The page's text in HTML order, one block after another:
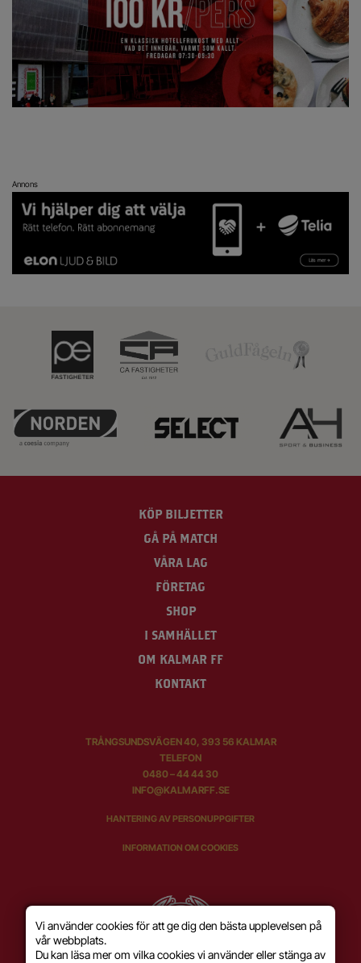
Annons
KÖP BILJETTER
GÅ PÅ MATCH
VÅRA LAG
FÖRETAG
SHOP
I SAMHÄLLET
OM KALMAR FF
KONTAKT
TRÅNGSUNDSVÄGEN 40, 393 56 KALMAR
TELEFON
0480 – 44 44 30
INFO@KALMARFF.SE
HANTERING AV PERSONUPPGIFTER
INFORMATION OM COOKIES
Vi använder cookies för att ge dig den bästa upplevelsen på
vår webbplats.
Du kan läsa mer om vilka cookies vi använder eller stänga av